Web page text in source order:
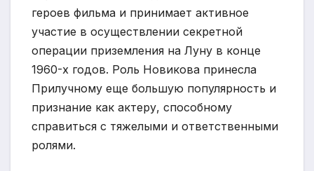
героев фильма и принимает активное
участие в осуществлении секретной
операции приземления на Луну в конце
1960-х годов. Роль Новикова принесла
Прилучному еще большую популярность и
признание как актеру, способному
справиться с тяжелыми и ответственными
ролями.